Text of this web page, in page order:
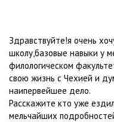
Здравствуйте!я очень
школу,базовые навыки у
филологическом
свою жизнь с Чехией и
наипервейшее дело.
Расскажите кто уже
мельчайших